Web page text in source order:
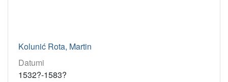
Kolunić Rota, Martin
Datumi
1532?-1583?